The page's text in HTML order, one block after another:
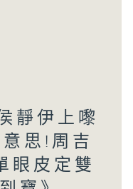
靜伊上嚟
思!周吉
眼皮定雙